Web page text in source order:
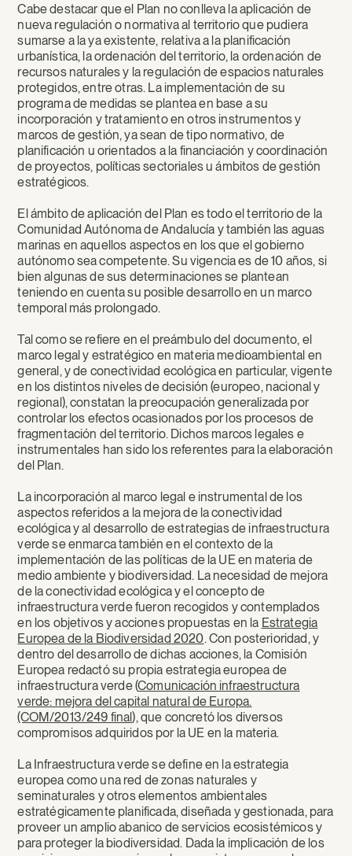
Cabe destacar que el Plan no conlleva la aplicación de
nueva regulación o normativa al territorio que pudiera
sumarse a la ya existente, relativa a la planificación
urbanística, la ordenación del territorio, la ordenación de
recursos naturales y la regulación de espacios naturales
protegidos, entre otras. La implementación de su
programa de medidas se plantea en base a su
incorporación y tratamiento en otros instrumentos y
marcos de gestión, ya sean de tipo normativo, de
planificación u orientados a la financiación y coordinación
de proyectos, políticas sectoriales u ámbitos de gestión
estratégicos.
El ámbito de aplicación del Plan es todo el territorio de la
Comunidad Autónoma de Andalucía y también las aguas
marinas en aquellos aspectos en los que el gobierno
autónomo sea competente. Su vigencia es de 10 años, si
bien algunas de sus determinaciones se plantean
teniendo en cuenta su posible desarrollo en un marco
temporal más prolongado.
Tal como se refiere en el preámbulo del documento, el
marco legal y estratégico en materia medioambiental en
general, y de conectividad ecológica en particular, vigente
en los distintos niveles de decisión (europeo, nacional y
regional), constatan la preocupación generalizada por
controlar los efectos ocasionados por los procesos de
fragmentación del territorio. Dichos marcos legales e
instrumentales han sido los referentes para la elaboración
del Plan.
La incorporación al marco legal e instrumental de los
aspectos referidos a la mejora de la conectividad
ecológica y al desarrollo de estrategias de infraestructura
verde se enmarca también en el contexto de la
implementación de las políticas de la UE en materia de
medio ambiente y biodiversidad. La necesidad de mejora
de la conectividad ecológica y el concepto de
infraestructura verde fueron recogidos y contemplados
en los objetivos y acciones propuestas en la Estrategia
Europea de la Biodiversidad 2020. Con posterioridad, y
dentro del desarrollo de dichas acciones, la Comisión
Europea redactó su propia estrategia europea de
infraestructura verde (Comunicación infraestructura
verde: mejora del capital natural de Europa.
(COM/2013/249 final), que concretó los diversos
compromisos adquiridos por la UE en la materia.
La Infraestructura verde se define en la estrategia
europea como una red de zonas naturales y
seminaturales y otros elementos ambientales
estratégicamente planificada, diseñada y gestionada, para
proveer un amplio abanico de servicios ecosistémicos y
para proteger la biodiversidad. Dada la implicación de los